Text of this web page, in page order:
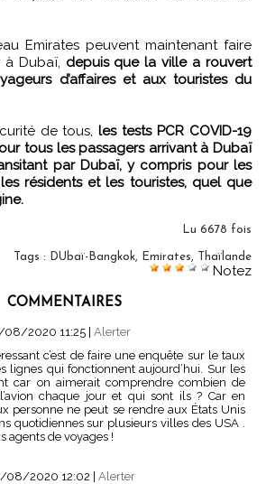
Emirates peuvent maintenant faire
Dubaï, depuis que la ville a rouvert
d’affaires et aux touristes du
de tous, les tests PCR COVID-19
tous les passagers arrivant à Dubaï
par Dubaï, y compris pour les
résidents et les touristes, quel que
Lu 6678 fois
Tags : DUbaï-Bangkok Emirates Thaïlande
Notez
COMMENTAIRES
08/2020 11:25 | Alerter
c’est de faire une enquête sur le taux
lignes qui fonctionnent aujourd’hui. Sur les
car on aimerait comprendre combien de
chaque jour et qui sont ils ? Car en
personne ne peut se rendre aux États Unis
quotidiennes sur plusieurs villes des USA .
agents de voyages !
08/2020 12:02
Alerter